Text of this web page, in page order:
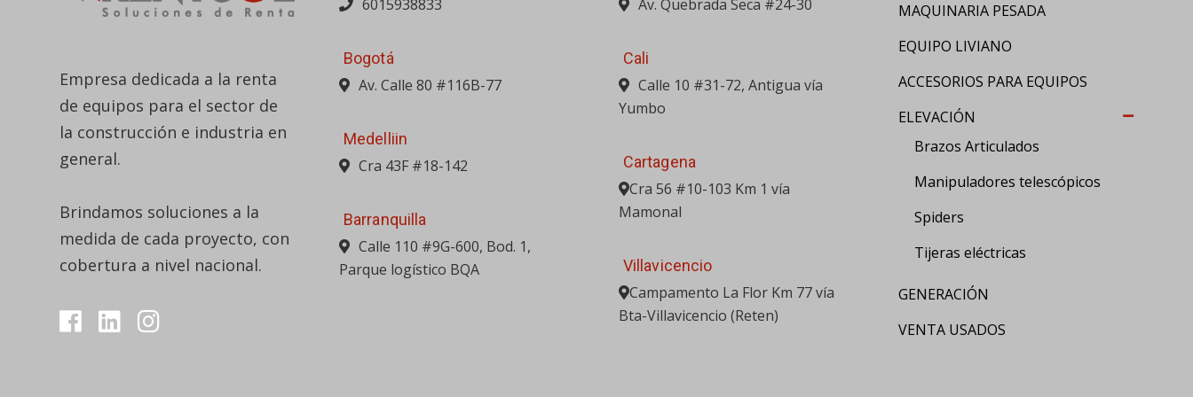
Empresa dedicada a la renta
de equipos para el sector de
la construcción e industria en
general.
Brindamos soluciones a la
medida de cada proyecto, con
cobertura a nivel nacional.
6015938833
Bogotá
Av. Calle 80 #116B-77
Medelliin
Cra 43F #18-142
Barranquilla
Calle 110 #9G-600, Bod. 1,
Parque logístico BQA
Av. Quebrada Seca #24-30
Cali
Calle 10 #31-72, Antigua vía
Yumbo
Cartagena
Cra 56 #10-103 Km 1 vía
Mamonal
Villavicencio
Campamento La Flor Km 77 vía
Bta-Villavicencio (Reten)
MAQUINARIA PESADA
EQUIPO LIVIANO
ACCESORIOS PARA EQUIPOS
ELEVACIÓN
Brazos Articulados
Manipuladores telescópicos
Spiders
Tijeras eléctricas
GENERACIÓN
VENTA USADOS